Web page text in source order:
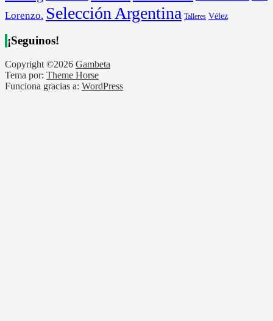
Lorenzo. Selección Argentina Talleres Vélez
¡Seguinos!
Copyright ©2026 Gambeta
Tema por: Theme Horse
Funciona gracias a: WordPress